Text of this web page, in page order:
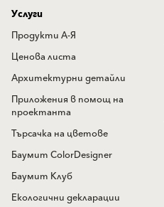
Услуги
Продукти А-Я
Ценова листа
Архитектурни детайли
Приложения в помощ на
проектанта
Търсачка на цветове
Баумит ColorDesigner
Баумит Клуб
Екологични декларации